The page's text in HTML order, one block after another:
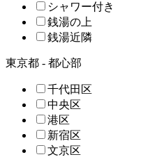
シャワー付き
銭湯の上
銭湯近隣
東京都 - 都心部
千代田区
中央区
港区
新宿区
文京区